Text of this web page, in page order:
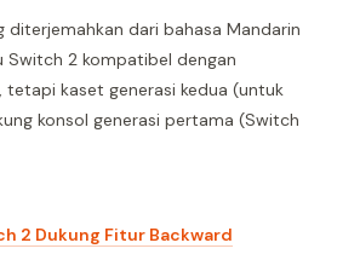
dari bahasa Mandarin
2 kompatibel dengan
tetapi kaset generasi kedua (untuk
konsol generasi pertama (Switch
2 Dukung Fitur Backward